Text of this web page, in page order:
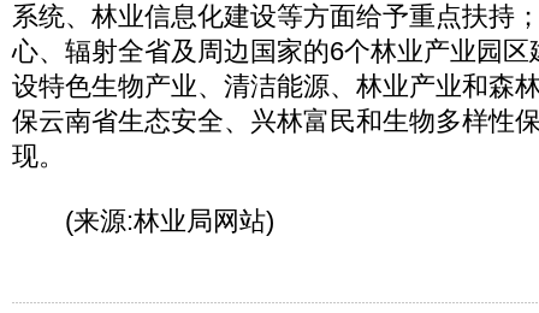
系统、林业信息化建设等方面给予重点扶持
心、辐射全省及周边国家的6个林业产业园
设特色生物产业、清洁能源、林业产业和森
保云南省生态安全、兴林富民和生物多样性
现。
(来源:林业局网站)